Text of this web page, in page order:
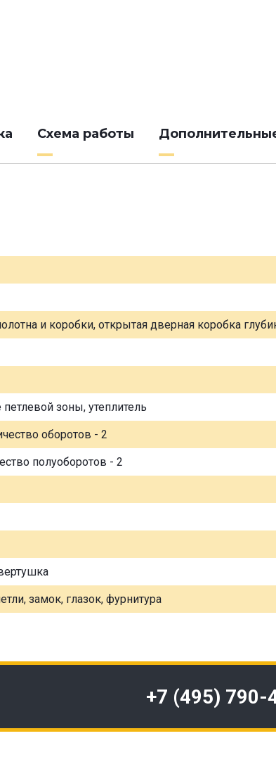
Схема работы
и коробки, открытая дверная коробка
зоны, утеплитель
оборотов - 2
полуоборотов - 2
замок, глазок, фурнитура
+7 (495) 790-